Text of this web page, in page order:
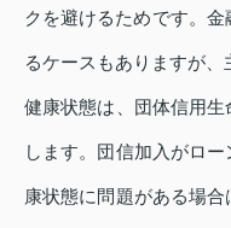
クを避けるためです。
るケースもありますが、
健康状態は、団体信用
します。団信加入がロ
康状態に問題がある場